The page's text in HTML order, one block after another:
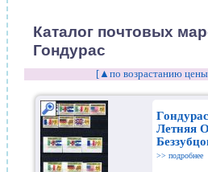
Каталог почтовых
Гондурас
[▲по возрастанию
Летняя
>> подробнее